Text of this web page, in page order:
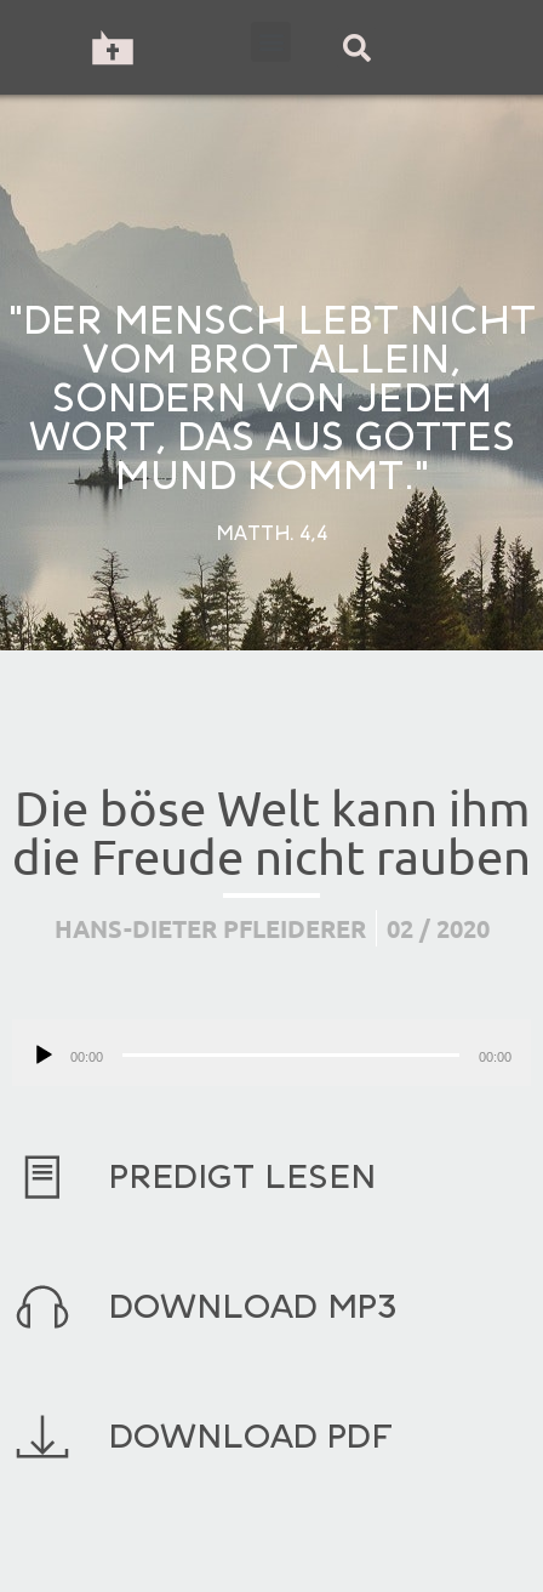
"DER MENSCH LEBT NICHT
VOM BROT ALLEIN,
SONDERN VON JEDEM
WORT, DAS AUS GOTTES
MUND KOMMT."
MATTH. 4,4
Die böse Welt kann ihm
die Freude nicht rauben
HANS-DIETER PFLEIDERER 02 / 2020
00:00 00:00
PREDIGT LESEN
DOWNLOAD MP3
DOWNLOAD PDF